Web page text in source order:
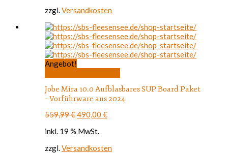
zzgl.Versandkosten
Angebot!
Jobe Mira 10.0 Aufblasbares SUP Board Paket
– Vorführware aus 2024
559,99€Ursprünglicher
war:
490,00 €Aktueller
inkl. 19 % MwSt.
zzgl.Versandkosten